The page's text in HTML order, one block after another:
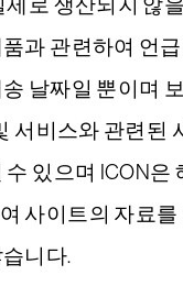
과 관련하여 언
날짜일 뿐이며
서비스와 관련된
있으며 ICON은
사이트의 자료를
니다.